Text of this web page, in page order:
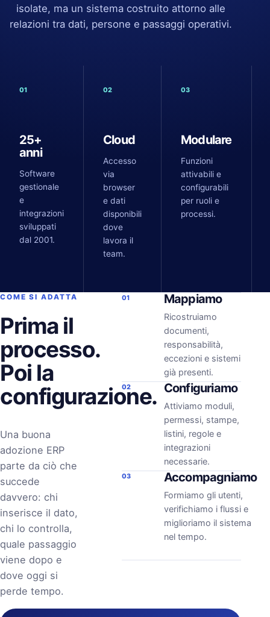
isolate, ma un sistema costruito attorno alle
relazioni tra dati, persone e passaggi operativi.
01
25+
anni
Software
gestionale
e
integrazioni
sviluppati
dal 2001.
02
Cloud
Accesso
via
browser
e dati
disponibili
dove
lavora il
team.
03
Modulare
Funzioni
attivabili e
configurabili
per ruoli e
processi.
COME SI ADATTA
Prima il
processo.
Poi la
configurazione.
Una buona
adozione ERP
parte da ciò che
succede
davvero: chi
inserisce il dato,
chi lo controlla,
quale passaggio
viene dopo e
dove oggi si
perde tempo.
01 Mappiamo
Ricostruiamo
documenti,
responsabilità,
eccezioni e sistemi
già presenti.
02 Configuriamo
Attiviamo moduli,
permessi, stampe,
listini, regole e
integrazioni
necessarie.
03 Accompagniamo
Formiamo gli utenti,
verifichiamo i flussi e
miglioriamo il sistema
nel tempo.